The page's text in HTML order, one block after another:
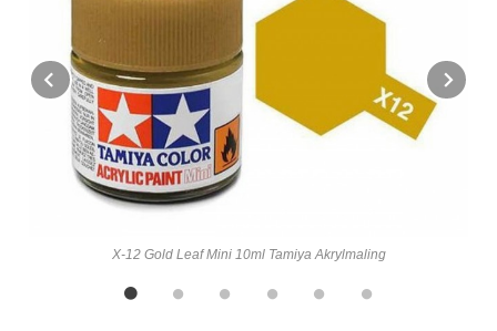
X-12 Gold Leaf Mini 10ml Tamiya Akrylmaling
Prev